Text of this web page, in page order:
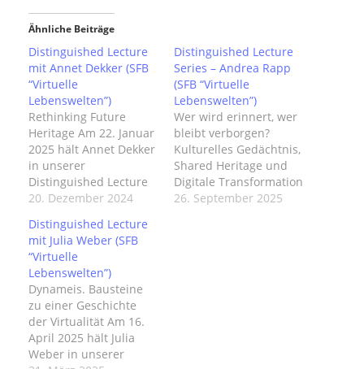
Ähnliche Beiträge
Distinguished Lecture
mit Annet Dekker (SFB
“Virtuelle
Lebenswelten”)
Rethinking Future
Heritage Am 22. Januar
2025 hält Annet Dekker
in unserer
Distinguished Lecture
Series im
ch 1567 »Virtuelle
Lebenswelten« den
Vortrag »Rethinking
Future Heritage« .
Annet Dekker ist
Assistenzprofessorin
für
Medienwissenschaft:
Archiv- und
20. Dezember 2024
Distinguished Lecture
Series – Andrea Rapp
(SFB “Virtuelle
Lebenswelten”)
Wer wird erinnert, wer
bleibt verborgen?
Kulturelles Gedächtnis,
Shared Heritage und
Digitale Transformation
Am 08. Oktober 2025
26. September 2025
Distinguished Lecture
mit Julia Weber (SFB
“Virtuelle
Lebenswelten”)
Dynameis. Bausteine
zu einer Geschichte
der Virtualität Am 16.
April 2025 hält Julia
Weber in unserer